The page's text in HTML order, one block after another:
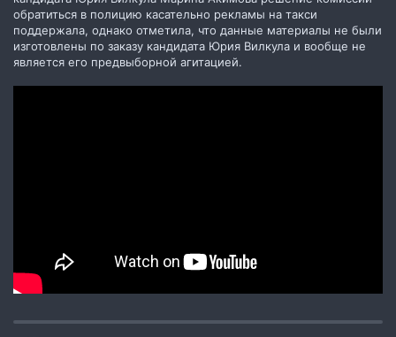
обратиться в полицию касательно рекламы на такси
поддержала, однако отметила, что данные материалы не были
изготовлены по заказу кандидата Юрия Вилкула и вообще не
является его предвыборной агитацией.